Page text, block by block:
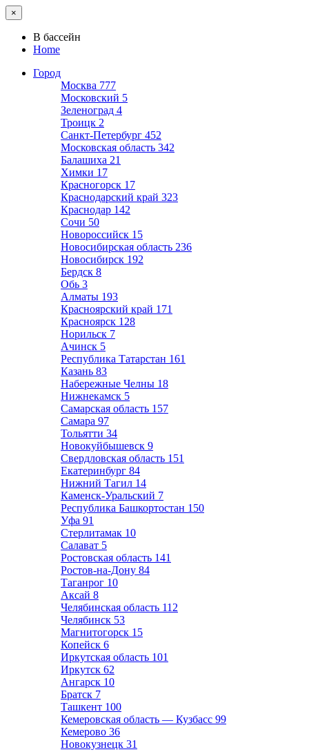
×
В бассейн
Home
Город
Москва 777
Московский 5
Зеленоград 4
Троицк 2
Санкт-Петербург 452
Московская область 342
Балашиха 21
Химки 17
Красногорск 17
Краснодарский край 323
Краснодар 142
Сочи 50
Новороссийск 15
Новосибирская область 236
Новосибирск 192
Бердск 8
Обь 3
Алматы 193
Красноярский край 171
Красноярск 128
Норильск 7
Ачинск 5
Республика Татарстан 161
Казань 83
Набережные Челны 18
Нижнекамск 5
Самарская область 157
Самара 97
Тольятти 34
Новокуйбышевск 9
Свердловская область 151
Екатеринбург 84
Нижний Тагил 14
Каменск-Уральский 7
Республика Башкортостан 150
Уфа 91
Стерлитамак 10
Салават 5
Ростовская область 141
Ростов-на-Дону 84
Таганрог 10
Аксай 8
Челябинская область 112
Челябинск 53
Магнитогорск 15
Копейск 6
Иркутская область 101
Иркутск 62
Ангарск 10
Братск 7
Ташкент 100
Кемеровская область — Кузбасс 99
Кемерово 36
Новокузнецк 31